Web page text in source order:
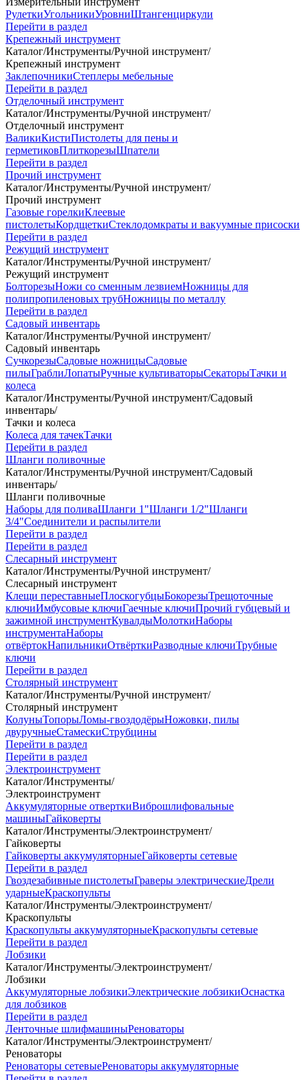
РулеткиУгольникиУровниШтангенциркули
Перейти в раздел
Крепежный инструмент
Каталог/Инструменты/Ручной инструмент/
Крепежный инструмент
ЗаклепочникиСтеплеры мебельные
Перейти в раздел
Отделочный инструмент
Каталог/Инструменты/Ручной инструмент/
Отделочный инструмент
ВаликиКистиПистолеты для пены и
герметиковПлиткорезыШпатели
Перейти в раздел
Прочий инструмент
Каталог/Инструменты/Ручной инструмент/
Прочий инструмент
Газовые горелкиКлеевые
пистолетыКордщеткиСтеклодомкраты и вакуумные присоски
Перейти в раздел
Режущий инструмент
Каталог/Инструменты/Ручной инструмент/
Режущий инструмент
БолторезыНожи со сменным лезвиемНожницы для
полипропиленовых трубНожницы по металлу
Перейти в раздел
Садовый инвентарь
Каталог/Инструменты/Ручной инструмент/
Садовый инвентарь
СучкорезыСадовые ножницыСадовые
пилыГраблиЛопатыРучные культиваторыСекаторыТачки и
колеса
Каталог/Инструменты/Ручной инструмент/Садовый
инвентарь/
Тачки и колеса
Колеса для тачекТачки
Перейти в раздел
Шланги поливочные
Каталог/Инструменты/Ручной инструмент/Садовый
инвентарь/
Шланги поливочные
Наборы для поливаШланги 1"Шланги 1/2"Шланги
3/4"Соединители и распылители
Перейти в раздел
Перейти в раздел
Слесарный инструмент
Каталог/Инструменты/Ручной инструмент/
Слесарный инструмент
Клещи переставныеПлоскогубцыБокорезыТрещоточные
ключиИмбусовые ключиГаечные ключиПрочий губцевый и
зажимной инструментКувалдыМолоткиНаборы
инструментаНаборы
отвёртокНапильникиОтвёрткиРазводные ключиТрубные
ключи
Перейти в раздел
Столярный инструмент
Каталог/Инструменты/Ручной инструмент/
Столярный инструмент
КолуныТопорыЛомы-гвоздодёрыНожовки, пилы
двуручныеСтамескиСтрубцины
Перейти в раздел
Перейти в раздел
Электроинструмент
Каталог/Инструменты/
Электроинструмент
Аккумуляторные отверткиВиброшлифовальные
машиныГайковерты
Каталог/Инструменты/Электроинструмент/
Гайковерты
Гайковерты аккумуляторныеГайковерты сетевые
Перейти в раздел
Гвоздезабивные пистолетыГраверы электрическиеДрели
ударныеКраскопульты
Каталог/Инструменты/Электроинструмент/
Краскопульты
Краскопульты аккумуляторныеКраскопульты сетевые
Перейти в раздел
Лобзики
Каталог/Инструменты/Электроинструмент/
Лобзики
Аккумуляторные лобзикиЭлектрические лобзикиОснастка
для лобзиков
Перейти в раздел
Ленточные шлифмашиныРеноваторы
Каталог/Инструменты/Электроинструмент/
Реноваторы
Реноваторы сетевыеРеноваторы аккумуляторные